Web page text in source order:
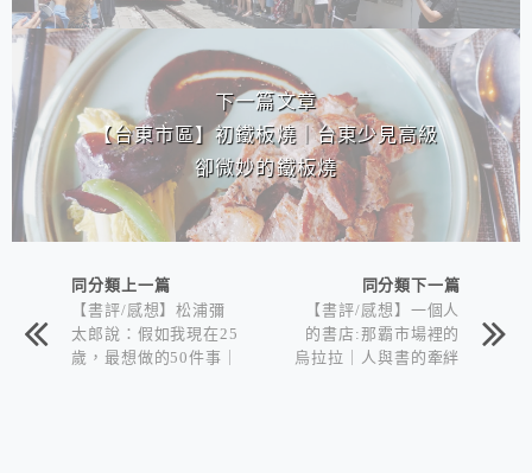
下一篇文章
【台東市區】初鐵板燒｜台東少見高級
卻微妙的鐵板燒
同分類上一篇
【書評/感想】松浦彌
太郎說：假如我現在25
歲，最想做的50件事｜
同分類下一篇
【書評/感想】一個人
的書店:那霸市場裡的
烏拉拉｜人與書的牽絆